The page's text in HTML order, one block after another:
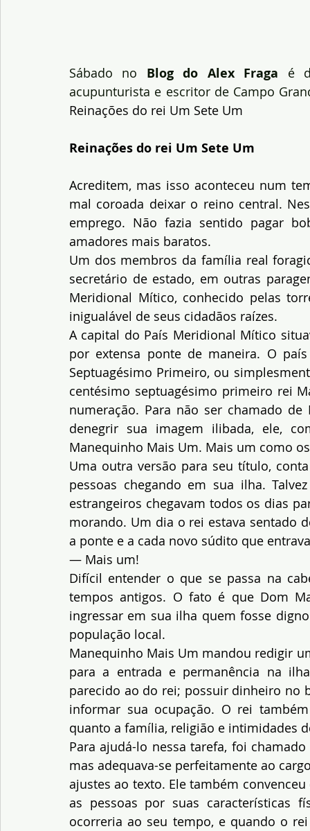
Sábado no Blog do Alex Fraga é
acupunturista e escritor de Campo
Reinações do rei Um Sete Um
Reinações do rei Um Sete Um
Acreditem, mas isso aconteceu num
mal coroada deixar o reino central.
emprego. Não fazia sentido pagar
amadores mais baratos.
Um dos membros da família real
secretário de estado, em outras
Meridional Mítico, conhecido pelas
inigualável de seus cidadãos raízes.
A capital do País Meridional Mítico
por extensa ponte de maneira. O
Septuagésimo Primeiro, ou
centésimo septuagésimo primeiro rei
numeração. Para não ser chamado
denegrir sua imagem ilibada, ele,
Manequinho Mais Um. Mais um como
Uma outra versão para seu título,
pessoas chegando em sua ilha.
estrangeiros chegavam todos os dias
morando. Um dia o rei estava sentado
a ponte e a cada novo súdito que
— Mais um!
Difícil entender o que se passa na
tempos antigos. O fato é que Dom
ingressar em sua ilha quem fosse
população local.
Manequinho Mais Um mandou redigir
para a entrada e permanência na
parecido ao do rei; possuir dinheiro no
informar sua ocupação. O rei
quanto a família, religião e intimidades
Para ajudá-lo nessa tarefa, foi
mas adequava-se perfeitamente ao
ajustes ao texto. Ele também
as pessoas por suas características
ocorreria ao seu tempo, e quando o